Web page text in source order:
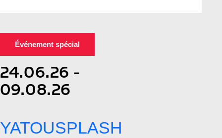
Événement spécial
24.06.26 -
09.08.26
YATOUSPLASH